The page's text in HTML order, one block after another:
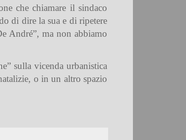
che chiamare il sindaco
di dire la sua e di ripetere
André”, ma non abbiamo
sulla vicenda urbanistica
o in un altro spazio